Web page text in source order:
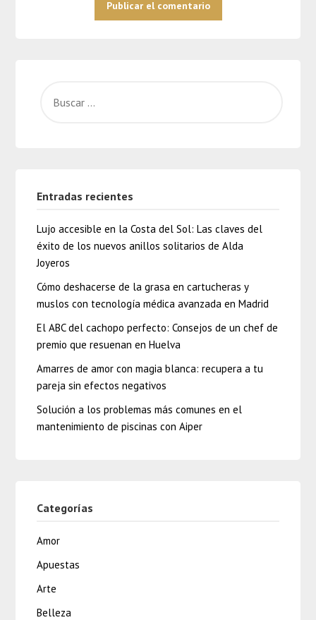
Entradas recientes
Lujo accesible en la Costa del Sol: Las claves del
éxito de los nuevos anillos solitarios de Alda
Joyeros
Cómo deshacerse de la grasa en cartucheras y
muslos con tecnología médica avanzada en Madrid
El ABC del cachopo perfecto: Consejos de un chef de
premio que resuenan en Huelva
Amarres de amor con magia blanca: recupera a tu
pareja sin efectos negativos
Solución a los problemas más comunes en el
mantenimiento de piscinas con Aiper
Categorías
Amor
Apuestas
Arte
Belleza